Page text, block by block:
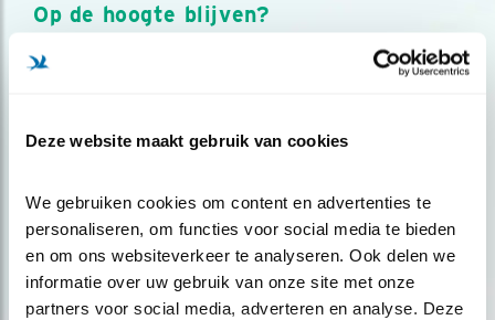
Deze website maakt gebruik van cookies
We gebruiken cookies om content en advertenties te
personaliseren, om functies voor social media te bieden
en om ons websiteverkeer te analyseren. Ook delen we
informatie over uw gebruik van onze site met onze
partners voor social media, adverteren en analyse. Deze
Op de hoogte blijven?
Meld je aan en ontvang nieuws, inspiratie, acties en tips
over vogels en activiteiten van Vogelbescherming.